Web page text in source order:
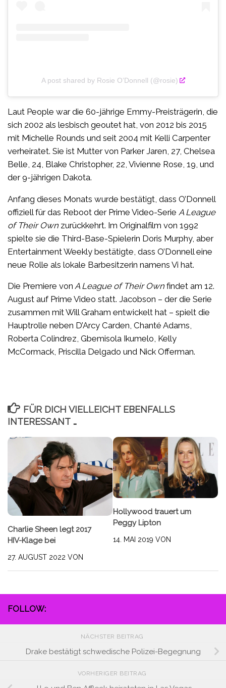
A post shared by Rosie O’Donnell (@rosie)
Laut People war die 60-jährige Emmy-Preisträgerin, die
sich 2002 als lesbisch geoutet hat, von 2012 bis 2015
mit Michelle Rounds und seit 2004 mit Kelli Carpenter
verheiratet. Sie ist Mutter von Parker Jaren, 27, Chelsea
Belle, 24, Blake Christopher, 22, Vivienne Rose, 19, und
der 9-jährigen Dakota.
Anfang dieses Monats wurde bestätigt, dass O’Donnell
offiziell für das Reboot der Prime Video-Serie A League
of Their Own zurückkehrt. Im Originalfilm von 1992
spielte sie die Third-Base-Spielerin Doris Murphy, aber
Entertainment Weekly bestätigte, dass O’Donnell eine
neue Rolle als lokale Barbesitzerin namens Vi hat.
Die Premiere von A League of Their Own findet am 12.
August auf Prime Video statt. Jacobson – der die Serie
zusammen mit Will Graham entwickelt hat – spielt die
Hauptrolle neben D’Arcy Carden, Chanté Adams,
Roberta Colindrez, Gbemisola Ikumelo, Kelly
McCormack, Priscilla Delgado und Nick Offerman.
FÜR DICH VIELLEICHT EBENFALLS
INTERESSANT …
Charlie Sheen legt 2017
HIV-Klage bei
27. AUGUST 2022 VON
Hollywood trauert um
Peggy Lipton
14. MAI 2019 VON
FOLLOW:
NÄCHSTER BEITRAG
Drake bestätigt schwedische Polizei-Begegnung
VORHERIGER BEITRAG